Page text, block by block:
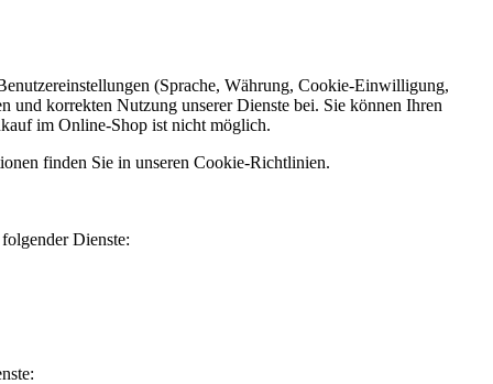
(Sprache, Währung, Cookie-Einwilligung,
und korrekten Nutzung unserer Dienste bei. Sie können Ihren
im Online-Shop ist nicht möglich.
finden Sie in unseren Cookie-Richtlinien.
Dienste: